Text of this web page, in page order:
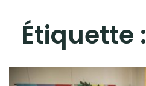
Étiquette :